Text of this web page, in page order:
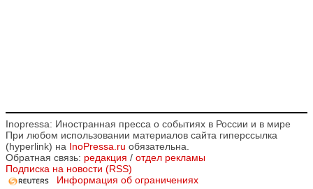
Inopressa: Иностранная пресса о событиях в России и в мире
При любом использовании материалов сайта гиперссылка
(hyperlink) на InoPressa.ru обязательна.
Обратная связь: редакция / отдел рекламы
Подписка на новости (RSS)
Информация об ограничениях